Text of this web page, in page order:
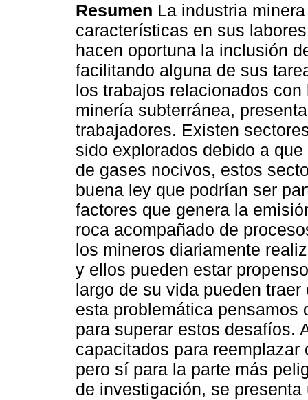
Resumen La industria
características en sus
hacen oportuna la inclusión
facilitando alguna de sus
los trabajos relacionados
minería subterránea,
trabajadores. Existen
sido explorados debido a
de gases nocivos, estos
buena ley que podrían ser
factores que genera la
roca acompañado de
los mineros diariamente
y ellos pueden estar
largo de su vida pueden
esta problemática pensamos
para superar estos desafíos.
capacitados para
pero sí para la parte más
de investigación, se